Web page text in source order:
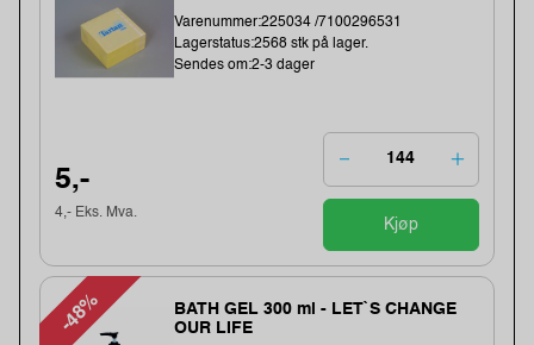
Varenummer:225034 /7100296531
Lagerstatus:2568 stk på lager.
Sendes om:2-3 dager
5,-
4,- Eks. Mva.
Kjøp
-48%
BATH GEL 300 ml - LET`S CHANGE
OUR LIFE